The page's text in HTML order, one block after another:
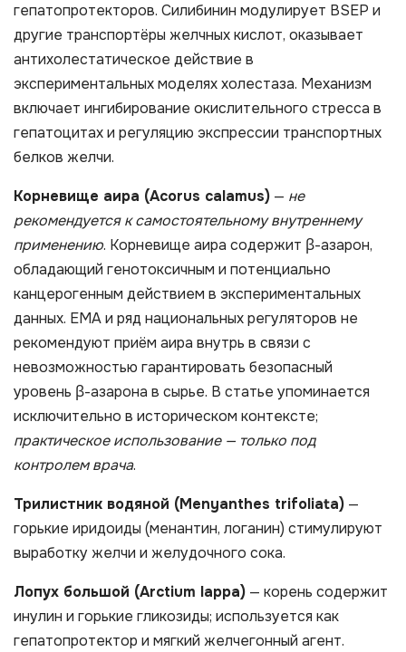
гепатопротекторов. Силибинин модулирует BSEP и
другие транспортёры желчных кислот, оказывает
антихолестатическое действие в
экспериментальных моделях холестаза. Механизм
включает ингибирование окислительного стресса в
гепатоцитах и регуляцию экспрессии транспортных
белков желчи.
Корневище аира (Acorus calamus) — не
рекомендуется к самостоятельному внутреннему
применению. Корневище аира содержит β-азарон,
обладающий генотоксичным и потенциально
канцерогенным действием в экспериментальных
данных. EMA и ряд национальных регуляторов не
рекомендуют приём аира внутрь в связи с
невозможностью гарантировать безопасный
уровень β-азарона в сырье. В статье упоминается
исключительно в историческом контексте;
практическое использование — только под
контролем врача.
Трилистник водяной (Menyanthes trifoliata) —
горькие иридоиды (менантин, логанин) стимулируют
выработку желчи и желудочного сока.
Лопух большой (Arctium lappa) — корень содержит
инулин и горькие гликозиды; используется как
гепатопротектор и мягкий желчегонный агент.